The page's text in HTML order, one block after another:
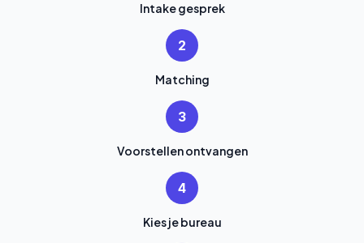
Intake gesprek
2
Matching
3
Voorstellen ontvangen
4
Kies je bureau